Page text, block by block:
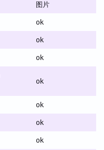
图片
ok
ok
ok
ok
ok
ok
ok